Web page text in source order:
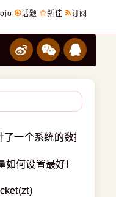
话题 新佳 订阅
了一个系统的数据库大
如何设置最好!